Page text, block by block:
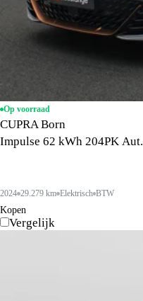
Op voorraad
CUPRA Born
Impulse 62 kWh 204PK Aut.
2024 29.279 km Elektrisch BTW
Kopen
Vergelijk